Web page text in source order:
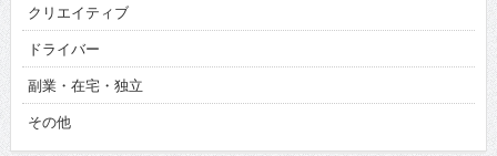
クリエイティブ
ドライバー
副業・在宅・独立
その他